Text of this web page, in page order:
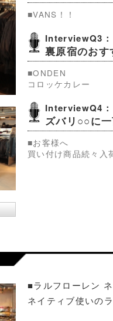
■VANS！！
InterviewQ3：
裏原宿のおす
■ONDEN
コロッケカレー
InterviewQ4：
ズバリ○○に一
■お客様へ
買い付け商品続々入
■ラルフローレン
ネイティブ使いの